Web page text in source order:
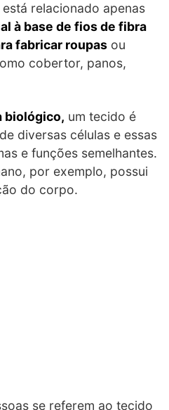
relacionado apenas
à base de fios de fibra
fabricar roupas ou
cobertor, panos,
biológico, um tecido é
diversas células e essas
e funções semelhantes.
por exemplo, possui
do corpo.
se referem ao tecido